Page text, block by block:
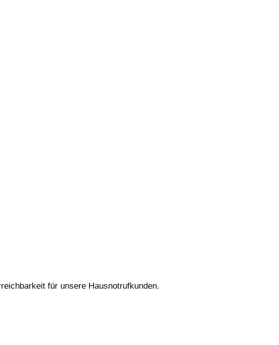
für unsere Hausnotrufkunden.